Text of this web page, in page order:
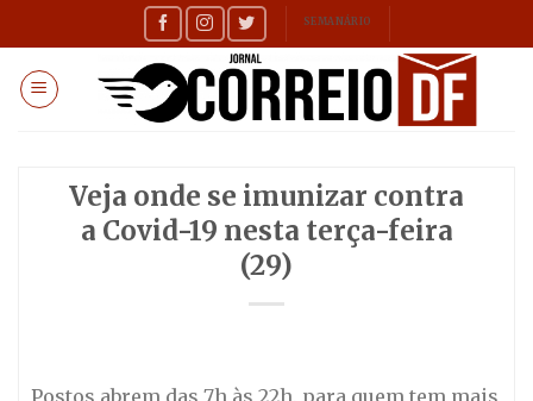
to
content
SEMANÁRIO
Veja onde se imunizar contra
a Covid-19 nesta terça-feira
(29)
Postos abrem das 7h às 22h, para quem tem mais